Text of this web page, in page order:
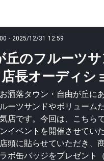
- 2025/12/31 12:59
丘のフルーツ
長オーディシ
洒落タウン・自由が丘に
ーツサンドやボリューム
店です。今回は、こちら
イベントを開催させてい
頭に貼らせていただき、
ボ缶バッジをプレゼント